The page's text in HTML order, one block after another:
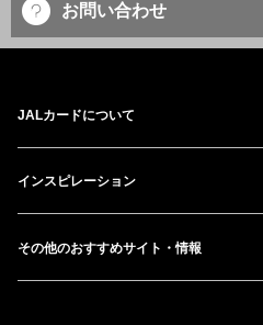
お問い合わせ
JALカードについて
インスピレーション
その他のおすすめサイト・情報